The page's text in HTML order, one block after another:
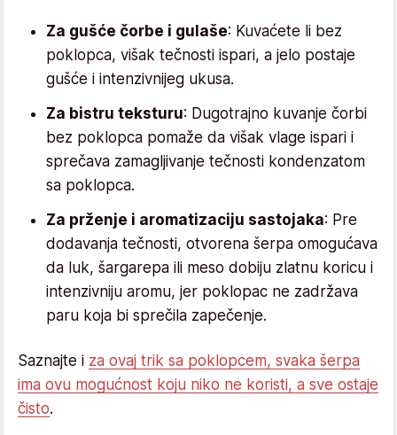
Za gušće čorbe i gulaše: Kuvaćete li bez
poklopca, višak tečnosti ispari, a jelo postaje
gušće i intenzivnijeg ukusa.
Za bistru teksturu: Dugotrajno kuvanje čorbi
bez poklopca pomaže da višak vlage ispari i
sprečava zamagljivanje tečnosti kondenzatom
sa poklopca.
Za prženje i aromatizaciju sastojaka: Pre
dodavanja tečnosti, otvorena šerpa omogućava
da luk, šargarepa ili meso dobiju zlatnu koricu i
intenzivniju aromu, jer poklopac ne zadržava
paru koja bi sprečila zapečenje.
Saznajte i za ovaj trik sa poklopcem, svaka šerpa
ima ovu mogućnost koju niko ne koristi, a sve ostaje
čisto.